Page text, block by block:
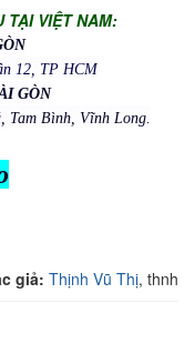
TẠI VIỆT NAM:
12, TP HCM
GÒN
Tam Bình, Vĩnh Long.
giả: Thịnh Vũ Thị, thnh